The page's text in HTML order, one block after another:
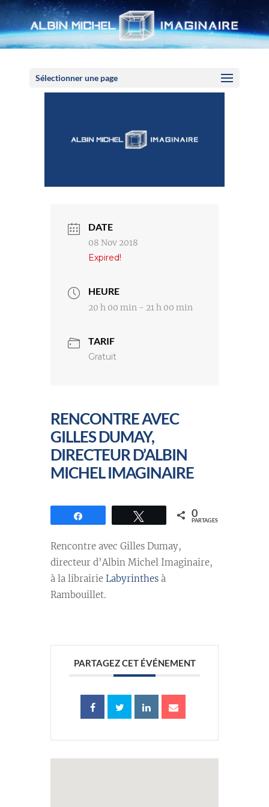
Sélectionner une page
DATE
08 Nov 2018
Expired!
HEURE
20 h 00 min - 21 h 00 min
TARIF
Gratuit
RENCONTRE AVEC
GILLES DUMAY,
DIRECTEUR D’ALBIN
MICHEL IMAGINAIRE
Tweetez 0
PARTAGES
Rencontre avec Gilles Dumay,
directeur d’Albin Michel Imaginaire,
à la librairie Labyrinthes à
Rambouillet.
PARTAGEZ CET ÉVÉNEMENT
Panneau de gestion des cookies